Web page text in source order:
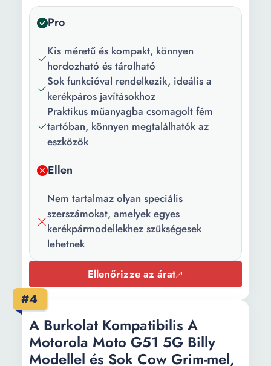
Pro
Kis méretű és kompakt, könnyen
hordozható és tárolható
Sok funkcióval rendelkezik, ideális a
kerékpáros javításokhoz
Praktikus műanyagba csomagolt fém
tartóban, könnyen megtalálhatók az
eszközök
Ellen
Nem tartalmaz olyan speciális
szerszámokat, amelyek egyes
kerékpármodellekhez szükségesek
lehetnek
Ellenőrizze az árat
#4
A Burkolat Kompatibilis A
Motorola Moto G51 5G Billy
Modellel és Sok Cow Grim-mel,